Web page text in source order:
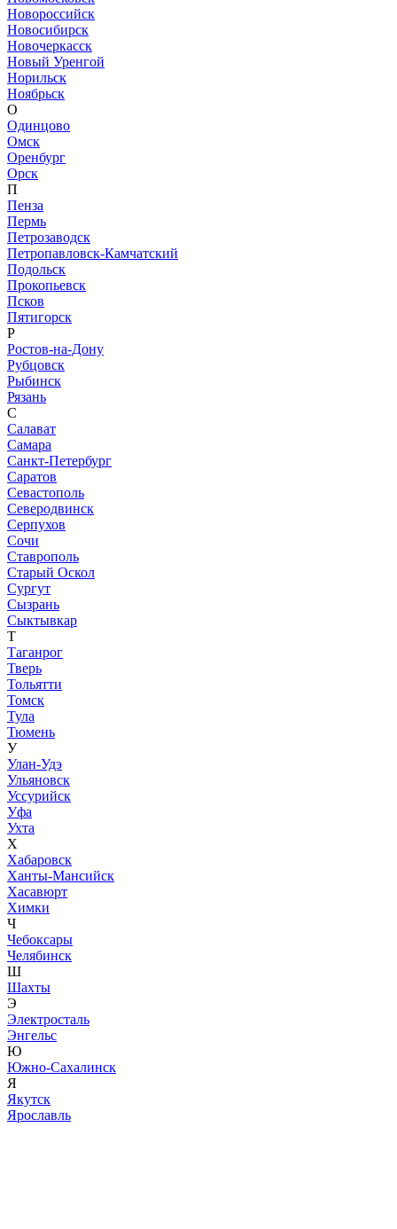
Новороссийск
Новосибирск
Новочеркасск
Новый Уренгой
Норильск
Ноябрьск
О
Одинцово
Омск
Оренбург
Орск
П
Пенза
Пермь
Петрозаводск
Петропавловск-Камчатский
Подольск
Прокопьевск
Псков
Пятигорск
Р
Ростов-на-Дону
Рубцовск
Рыбинск
Рязань
С
Салават
Самара
Санкт-Петербург
Саратов
Севастополь
Северодвинск
Серпухов
Сочи
Ставрополь
Старый Оскол
Сургут
Сызрань
Сыктывкар
Т
Таганрог
Тверь
Тольятти
Томск
Тула
Тюмень
У
Улан-Удэ
Ульяновск
Уссурийск
Уфа
Ухта
Х
Хабаровск
Ханты-Мансийск
Хасавюрт
Химки
Ч
Чебоксары
Челябинск
Ш
Шахты
Э
Электросталь
Энгельс
Ю
Южно-Сахалинск
Я
Якутск
Ярославль